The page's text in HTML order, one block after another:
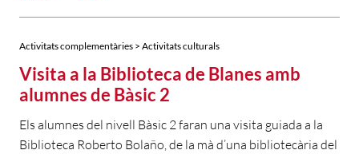
Activitats complementàries > Activitats culturals
Visita a la Biblioteca de Blanes amb
alumnes de Bàsic 2
Els alumnes del nivell Bàsic 2 faran una visita guiada a la
Biblioteca Roberto Bolaño, de la mà d’una bibliotecària del